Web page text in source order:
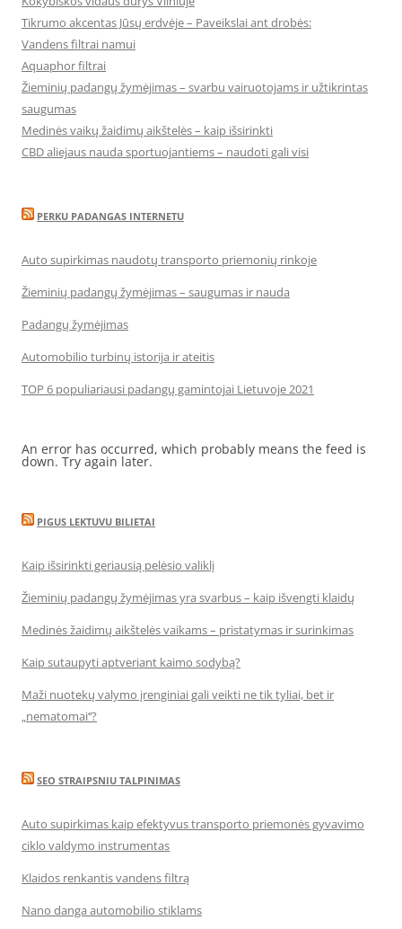
Tikrumo akcentas Jūsų erdvėje – Paveikslai ant drobės:
Vandens filtrai namui
Aquaphor filtrai
Žieminių padangų žymėjimas – svarbu vairuotojams ir užtikrintas
saugumas
Medinės vaikų žaidimų aikštelės – kaip išsirinkti
CBD aliejaus nauda sportuojantiems – naudoti gali visi
PERKU PADANGAS INTERNETU
Auto supirkimas naudotų transporto priemonių rinkoje
Žieminių padangų žymėjimas – saugumas ir nauda
Padangų žymėjimas
Automobilio turbinų istorija ir ateitis
TOP 6 populiariausi padangų gamintojai Lietuvoje 2021
An error has occurred, which probably means the feed is
down. Try again later.
PIGUS LEKTUVU BILIETAI
Kaip išsirinkti geriausią pelėsio valiklį
Žieminių padangų žymėjimas yra svarbus – kaip išvengti klaidų
Medinės žaidimų aikštelės vaikams – pristatymas ir surinkimas
Kaip sutaupyti aptveriant kaimo sodybą?
Maži nuotekų valymo įrenginiai gali veikti ne tik tyliai, bet ir
„nematomai‘‘?
SEO STRAIPSNIU TALPINIMAS
Auto supirkimas kaip efektyvus transporto priemonės gyvavimo
ciklo valdymo instrumentas
Klaidos renkantis vandens filtrą
Nano danga automobilio stiklams